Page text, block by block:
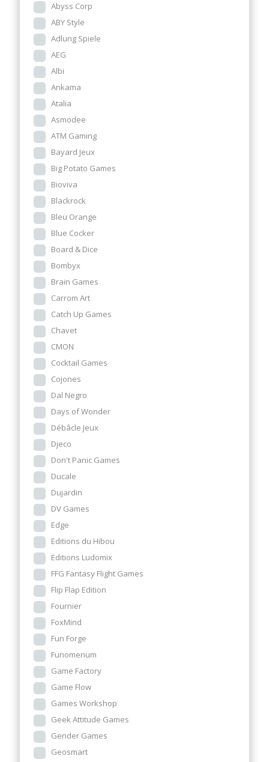
Abyss Corp
ABY Style
Adlung Spiele
AEG
Albi
Ankama
Atalia
Asmodee
ATM Gaming
Bayard Jeux
Big Potato Games
Bioviva
Blackrock
Bleu Orange
Blue Cocker
Board & Dice
Bombyx
Brain Games
Carrom Art
Catch Up Games
Chavet
CMON
Cocktail Games
Cojones
Dal Negro
Days of Wonder
Débâcle Jeux
Djeco
Don't Panic Games
Ducale
Dujardin
DV Games
Edge
Editions du Hibou
Editions Ludomix
FFG Fantasy Flight Games
Flip Flap Edition
Fournier
FoxMind
Fun Forge
Funomenum
Game Factory
Game Flow
Games Workshop
Geek Attitude Games
Gender Games
Geosmart